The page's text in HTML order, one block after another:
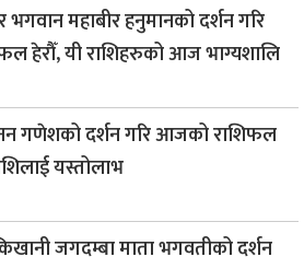
महाबीर हनुमानको दर्शन गरि
हेरौँ, यी राशिहरुको आज भाग्यशालि
गणेशको दर्शन गरि आजको राशिफल
यस्तोलाभ
जगदम्बा माता भगवतीको दर्शन